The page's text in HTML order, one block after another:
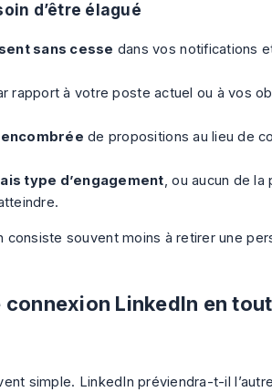
d’être élagué
sans cesse dans vos notifications
rapport à votre poste actuel ou à vos
de propositions au lieu de
type d’engagement, ou aucun de la
souvent moins à retirer une
LinkedIn en
simple. LinkedIn préviendra-t-il